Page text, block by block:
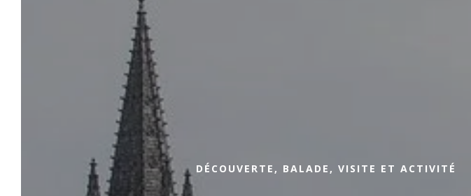
kilomètres de Saint-Emilion, le Château de
Sanse vous ouvre ses portes pour toutes
vos haltes touristiques ou professionnelles,
pour vos événements comme pour vos
vacances. Laissez-vous charmer par
l’ambiance authentique, le calme et le cadre
idyllique de notre château-hôtel proche de
Saint-Emilion.
DÉCOUVERTE, BALADE, VISITE ET ACTIVITÉ